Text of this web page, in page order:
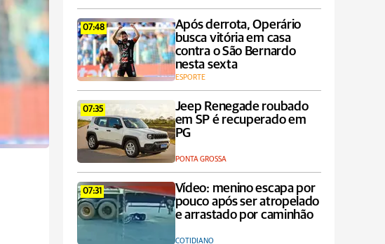
07:48
Após derrota, Operário
busca vitória em casa
contra o São Bernardo
nesta sexta
ESPORTE
07:35
Jeep Renegade roubado
em SP é recuperado em
PG
PONTA GROSSA
07:31
Vídeo: menino escapa por
pouco após ser atropelado
e arrastado por caminhão
COTIDIANO